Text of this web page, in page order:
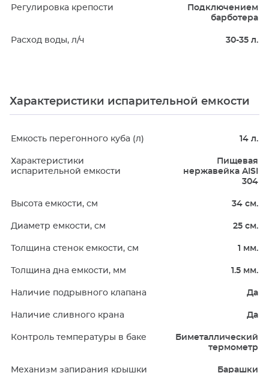
Регулировка крепости
Подключением
барботера
Расход воды, л/ч 30-35 л.
Характеристики испарительной емкости
Емкость перегонного куба (л) 14 л.
Характеристики
испарительной емкости
Пищевая
нержавейка AISI
304
Высота емкости, см 34 см.
Диаметр емкости, см 25 см.
Толщина стенок емкости, см 1 мм.
Толщина дна емкости, мм 1.5 мм.
Наличие подрывного клапана Да
Наличие сливного крана Да
Контроль температуры в баке
Биметаллический
термометр
Механизм запирания крышки Барашки